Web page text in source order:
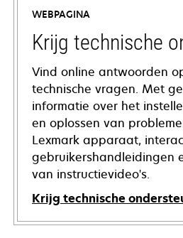
WEBPAGINA
Krijg technische
Vind online antwoorden
technische vragen. Met
informatie over het
en oplossen van
Lexmark apparaat,
gebruikershandleidingen
van instructievideo's.
Krijg technische
opens